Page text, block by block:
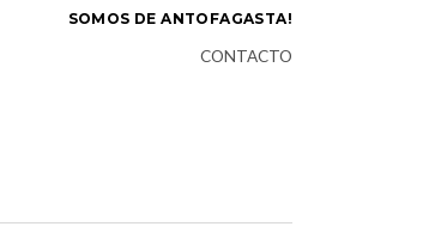
SOMOS DE ANTOFAGASTA!
CONTACTO